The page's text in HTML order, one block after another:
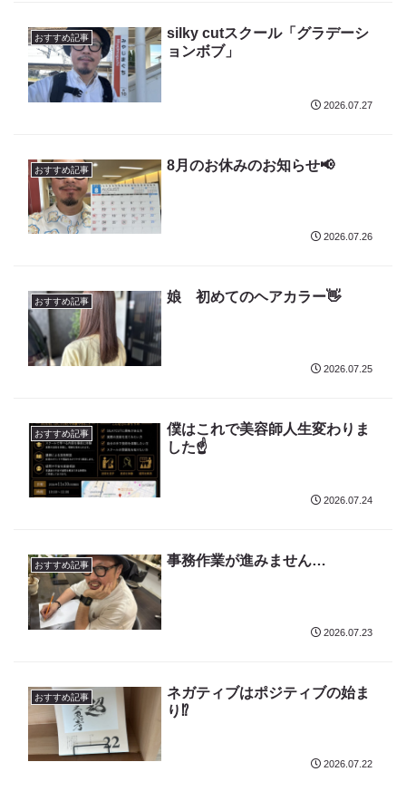
おすすめ記事
silky cutスクール「グラデーシ
ョンボブ」
2026.07.27
おすすめ記事 8月のお休みのお知らせ📢
2026.07.26
おすすめ記事 娘 初めてのヘアカラー👋
2026.07.25
おすすめ記事
僕はこれで美容師人生変わりま
した☝️
2026.07.24
おすすめ記事 事務作業が進みません…
2026.07.23
おすすめ記事
ネガティブはポジティブの始ま
り⁉️
2026.07.22